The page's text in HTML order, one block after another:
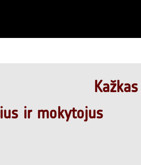
ir mokytojus